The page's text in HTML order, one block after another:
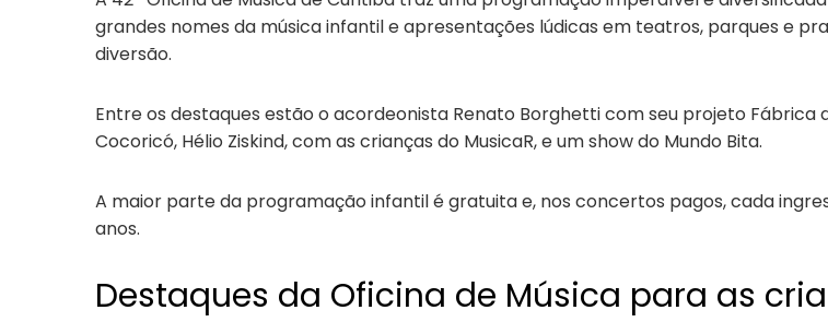
grandes nomes da música infantil e apresentações lúdicas em teatros, parques e
diversão.
Entre os destaques estão o acordeonista Renato Borghetti com seu projeto Fábrica
Cocoricó, Hélio Ziskind, com as crianças do MusicaR, e um show do Mundo Bita.
A maior parte da programação infantil é gratuita e, nos concertos pagos, cada
anos.
Destaques da Oficina de Música para as